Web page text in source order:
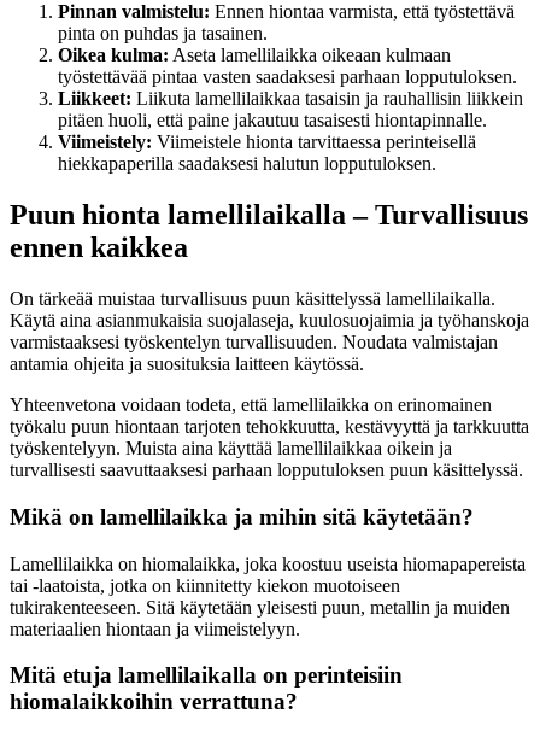
Pinnan valmistelu: Ennen hiontaa varmista, että työstettävä
pinta on puhdas ja tasainen.
Oikea kulma: Aseta lamellilaikka oikeaan kulmaan
työstettävää pintaa vasten saadaksesi parhaan lopputuloksen.
Liikkeet: Liikuta lamellilaikkaa tasaisin ja rauhallisin liikkein
pitäen huoli, että paine jakautuu tasaisesti hiontapinnalle.
Viimeistely: Viimeistele hionta tarvittaessa perinteisellä
hiekkapaperilla saadaksesi halutun lopputuloksen.
Puun hionta lamellilaikalla – Turvallisuus
ennen kaikkea
On tärkeää muistaa turvallisuus puun käsittelyssä lamellilaikalla.
Käytä aina asianmukaisia suojalaseja, kuulosuojaimia ja työhanskoja
varmistaaksesi työskentelyn turvallisuuden. Noudata valmistajan
antamia ohjeita ja suosituksia laitteen käytössä.
Yhteenvetona voidaan todeta, että lamellilaikka on erinomainen
työkalu puun hiontaan tarjoten tehokkuutta, kestävyyttä ja tarkkuutta
työskentelyyn. Muista aina käyttää lamellilaikkaa oikein ja
turvallisesti saavuttaaksesi parhaan lopputuloksen puun käsittelyssä.
Mikä on lamellilaikka ja mihin sitä käytetään?
Lamellilaikka on hiomalaikka, joka koostuu useista hiomapapereista
tai -laatoista, jotka on kiinnitetty kiekon muotoiseen
tukirakenteeseen. Sitä käytetään yleisesti puun, metallin ja muiden
materiaalien hiontaan ja viimeistelyyn.
Mitä etuja lamellilaikalla on perinteisiin
hiomalaikkoihin verrattuna?